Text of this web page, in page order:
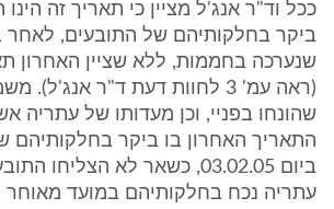
ככל וד"ר אנג'ל מציין כי תאריך זה
ביקר בחלקותיהם של התובעים, לאחר
שנערכה בחממות, ללא שציין האחרון
(ראה עמ' 3 לחוות דעת ד"ר
שהונחו בפניי, וכן מעדותו של עתריה
התאריך האחרון בו ביקר בחלקותיהם
ביום 03.02.05, כשאר לא הצליחו
עתריה נכח בחלקותיהם במועד מאוחר